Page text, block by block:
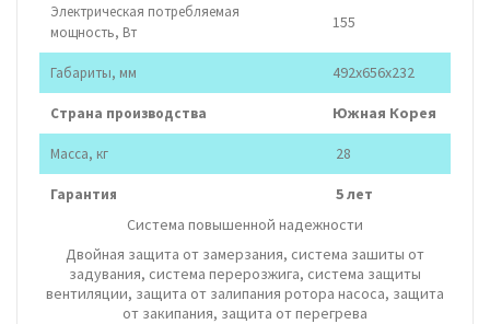
Электрическая потребляемая
мощность, Вт
155
Габариты, мм 492x656x232
Страна производства Южная Корея
Масса, кг 28
Гарантия
5 лет
Система повышенной надежности
Двойная защита от замерзания, система зашиты от
задувания, система перерозжига, система защиты
вентиляции, защита от залипания ротора насоса, защита
от закипания, защита от перегрева